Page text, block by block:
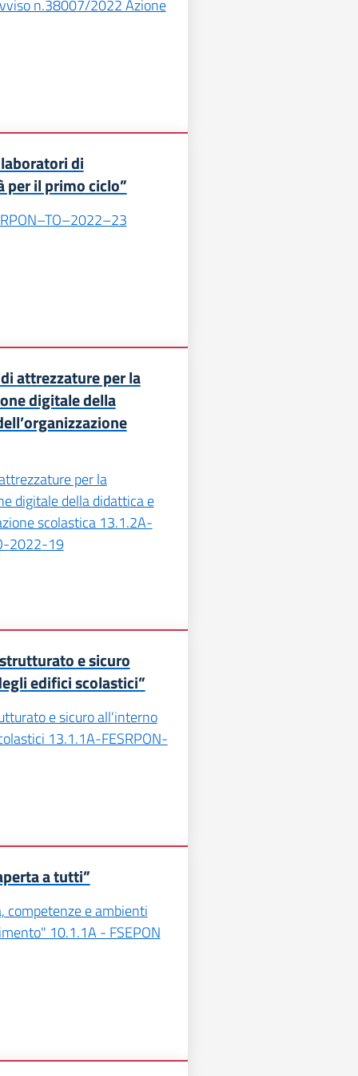
n.38007/2022 Azione
di
il primo ciclo”
attrezzature per la
digitale della
per la
digitale della didattica e
scolastica 13.1.2A-
2022-19
e sicuro
edifici scolastici”
e sicuro all'interno
13.1.1A-FESRPON-
a tutti”
competenze e ambienti
10.1.1A - FSEPON